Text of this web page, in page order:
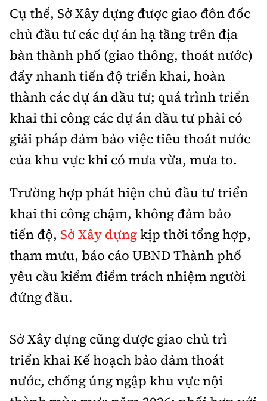
Cụ thể, Sở Xây dựng được giao đôn đốc
chủ đầu tư các dự án hạ tầng trên địa
bàn thành phố (giao thông, thoát nước)
đẩy nhanh tiến độ triển khai, hoàn
thành các dự án đầu tư; quá trình triển
khai thi công các dự án đầu tư phải có
giải pháp đảm bảo việc tiêu thoát nước
của khu vực khi có mưa vừa, mưa to.
Trường hợp phát hiện chủ đầu tư triển
khai thi công chậm, không đảm bảo
tiến độ, Sở Xây dựngkịp thời tổng hợp,
tham mưu, báo cáo UBND Thành phố
yêu cầu kiểm điểm trách nhiệm người
đứng đầu.
Sở Xây dựng cũng được giao chủ trì
triển khai Kế hoạch bảo đảm thoát
nước, chống úng ngập khu vực nội